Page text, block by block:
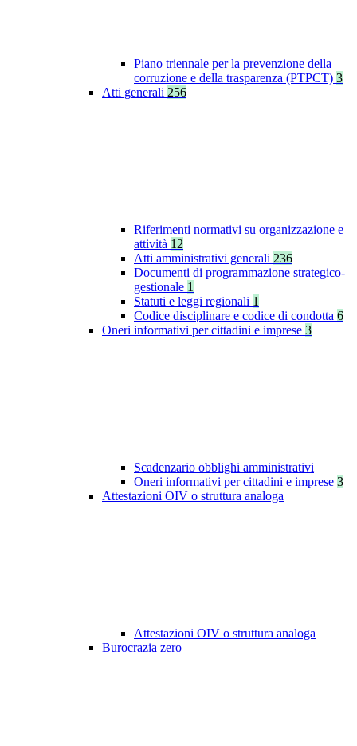
Piano triennale per la prevenzione della
corruzione e della trasparenza (PTPCT) 3
Atti generali 256
Riferimenti normativi su organizzazione e
attività 12
Atti amministrativi generali 236
Documenti di programmazione strategico-
gestionale 1
Statuti e leggi regionali 1
Codice disciplinare e codice di condotta 6
Oneri informativi per cittadini e imprese 3
Scadenzario obblighi amministrativi
Oneri informativi per cittadini e imprese 3
Attestazioni OIV o struttura analoga
Attestazioni OIV o struttura analoga
Burocrazia zero